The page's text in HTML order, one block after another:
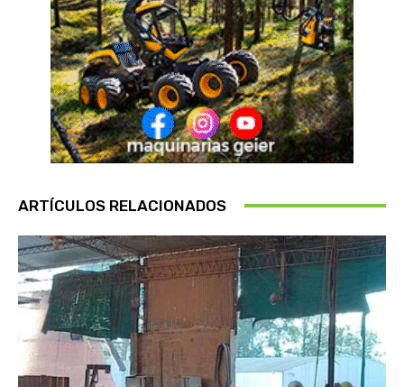
ARTÍCULOS RELACIONADOS